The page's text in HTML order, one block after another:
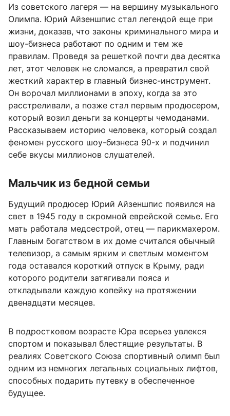
Из советского лагеря — на вершину музыкального
Олимпа. Юрий Айзеншпис стал легендой еще при
жизни, доказав, что законы криминального мира и
шоу-бизнеса работают по одним и тем же
правилам. Проведя за решеткой почти два десятка
лет, этот человек не сломался, а превратил свой
жесткий характер в главный бизнес-инструмент.
Он ворочал миллионами в эпоху, когда за это
расстреливали, а позже стал первым продюсером,
который возил деньги за концерты чемоданами.
Рассказываем историю человека, который создал
феномен русского шоу-бизнеса 90-х и подчинил
себе вкусы миллионов слушателей.
Мальчик из бедной семьи
Будущий продюсер Юрий Айзеншпис появился на
свет в 1945 году в скромной еврейской семье. Его
мать работала медсестрой, отец — парикмахером.
Главным богатством в их доме считался обычный
телевизор, а самым ярким и светлым моментом
года оставался короткий отпуск в Крыму, ради
которого родители затягивали пояса и
откладывали каждую копейку на протяжении
двенадцати месяцев.
В подростковом возрасте Юра всерьез увлекся
спортом и показывал блестящие результаты. В
реалиях Советского Союза спортивный олимп был
одним из немногих легальных социальных лифтов,
способных подарить путевку в обеспеченное
будущее.